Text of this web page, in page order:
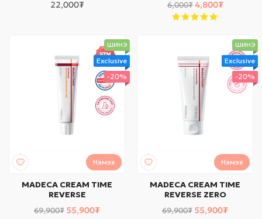
22,000₮
6,000₮ 4,800₮
ШИНЭ
Exclusive
-20%
Нэмэх
MADECA CREAM TIME
REVERSE
69,900₮ 55,900₮
ШИНЭ
Exclusive
-20%
Нэмэх
MADECA CREAM TIME
REVERSE ZERO
69,900₮ 55,900₮